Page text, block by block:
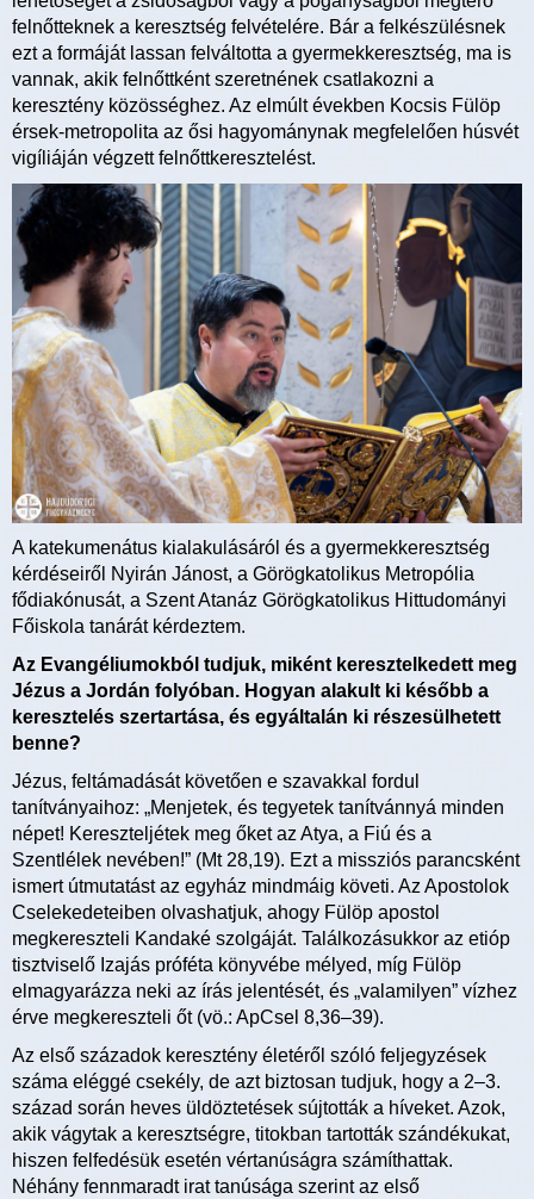
felnőtteknek a keresztség felvételére. Bár a felkészülésnek
ezt a formáját lassan felváltotta a gyermekkeresztség, ma is
vannak, akik felnőttként szeretnének csatlakozni a
keresztény közösséghez. Az elmúlt években Kocsis Fülöp
érsek-metropolita az ősi hagyománynak megfelelően húsvét
vigíliáján végzett felnőttkeresztelést.
A katekumenátus kialakulásáról és a gyermekkeresztség
kérdéseiről Nyirán Jánost, a Görögkatolikus Metropólia
fődiakónusát, a Szent Atanáz Görögkatolikus Hittudományi
Főiskola tanárát kérdeztem.
Az Evangéliumokból tudjuk, miként keresztelkedett meg
Jézus a Jordán folyóban. Hogyan alakult ki később a
keresztelés szertartása, és egyáltalán ki részesülhetett
benne?
Jézus, feltámadását követően e szavakkal fordul
tanítványaihoz: „Menjetek, és tegyetek tanítvánnyá minden
népet! Kereszteljétek meg őket az Atya, a Fiú és a
Szentlélek nevében!” (Mt 28,19). Ezt a missziós parancsként
ismert útmutatást az egyház mindmáig követi. Az Apostolok
Cselekedeteiben olvashatjuk, ahogy Fülöp apostol
megkereszteli Kandaké szolgáját. Találkozásukkor az etióp
tisztviselő Izajás próféta könyvébe mélyed, míg Fülöp
elmagyarázza neki az írás jelentését, és „valamilyen” vízhez
érve megkereszteli őt (vö.: ApCsel 8,36–39).
Az első századok keresztény életéről szóló feljegyzések
száma eléggé csekély, de azt biztosan tudjuk, hogy a 2–3.
század során heves üldöztetések sújtották a híveket. Azok,
akik vágytak a keresztségre, titokban tartották szándékukat,
hiszen felfedésük esetén vértanúságra számíthattak.
Néhány fennmaradt irat tanúsága szerint az első